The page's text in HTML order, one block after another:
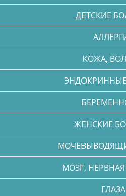
ДЕТСКИЕ
КОЖА,
ЖЕНСКИЕ
МОЗГ,
ГЛАЗА